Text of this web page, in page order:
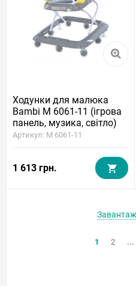
Ходунки для малюка
Bambi M 6061-11 (ігрова
панель, музика, світло)
Артикул: M 6061-11
1 613 грн.
1 2 ...